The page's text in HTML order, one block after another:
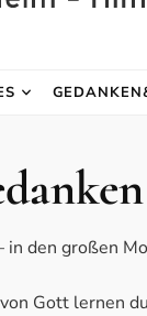
den großen
Gott lernen